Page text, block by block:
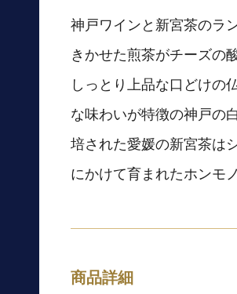
神戸ワインと新宮茶のラ
きかせた煎茶がチーズの
しっとり上品な口どけの
な味わいが特徴の神戸の
培された愛媛の新宮茶は
にかけて育まれたホンモ
商品詳細